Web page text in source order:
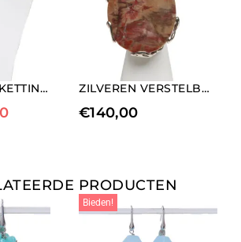
RUBBER HALSKETTING MET KWARTS
ZILVEREN VERSTELBARE RING MET OVALE JASPIS
€140,00
PRODUCTEN
Bieden!